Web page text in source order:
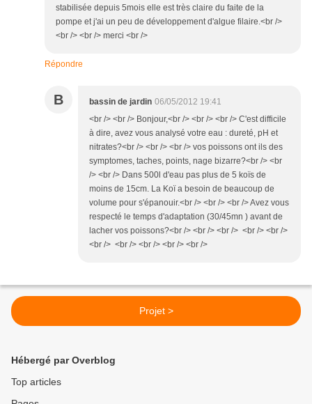
stabilisée depuis 5mois elle est très claire du faite de la
pompe et j'ai un peu de développement d'algue filaire.<br />
<br /> <br /> merci <br />
Répondre
B bassin de jardin 06/05/2012 19:41
<br /> <br /> Bonjour,<br /> <br /> <br /> C'est difficile
à dire, avez vous analysé votre eau : dureté, pH et
nitrates?<br /> <br /> <br /> vos poissons ont ils des
symptomes, taches, points, nage bizarre?<br /> <br
/> <br /> Dans 500l d'eau pas plus de 5 koïs de
moins de 15cm. La Koï a besoin de beaucoup de
volume pour s'épanouir.<br /> <br /> <br /> Avez vous
respecté le temps d'adaptation (30/45mn ) avant de
lacher vos poissons?<br /> <br /> <br /> <br /> <br />
<br /> <br /> <br /> <br /> <br />
Projet >
Hébergé par Overblog
Top articles